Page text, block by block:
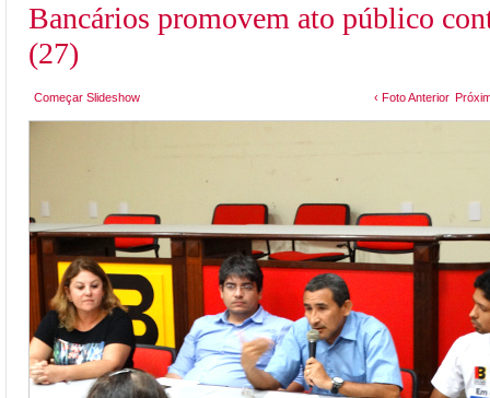
Bancários promovem ato público
(27)
Começar Slideshow ‹ Foto Anterior